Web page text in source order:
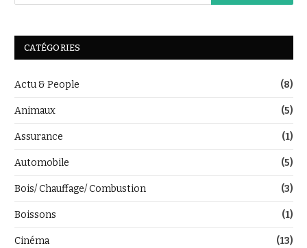
CATÉGORIES
Actu & People (8)
Animaux (5)
Assurance (1)
Automobile (5)
Bois/ Chauffage/ Combustion (3)
Boissons (1)
Cinéma (13)